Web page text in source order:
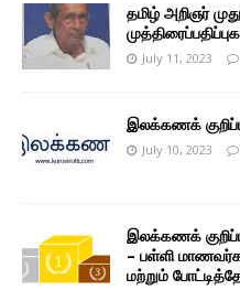
தமிழ் அறிஞர்
July 11, 2023
இலக்கணக்
July 10, 2023
இலக்கணக்
– பள்ளி
மற்றும்